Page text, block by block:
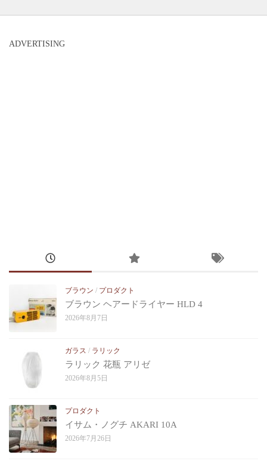
ADVERTISING
ブラウン / プロダクト
ブラウン ヘアードライヤー HLD 4
2026年8月7日
ガラス / ラリック
ラリック 花瓶 アリゼ
2026年8月5日
プロダクト
イサム・ノグチ AKARI 10A
2026年7月26日